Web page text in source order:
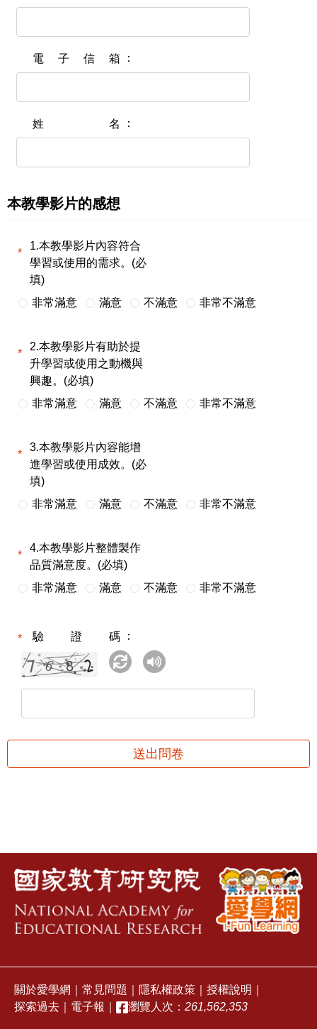
電子信箱
姓名
本教學影片的感想
1.本教學影片內容符合
學習或使用的需求。(必
填)
非常滿意
滿意 不滿意 非常不滿意
2.本教學影片有助於提
升學習或使用之動機與
興趣。(必填)
非常滿意
滿意 不滿意 非常不滿意
3.本教學影片內容能增
進學習或使用成效。(必
填)
非常滿意
滿意 不滿意 非常不滿意
4.本教學影片整體製作
品質滿意度。(必填)
非常滿意
滿意 不滿意 非常不滿意
驗證碼
送出問卷
關於愛學網 常見問題 隱私權政策 授權說明
探索過去
電子報 瀏覽人次： 261,562,353